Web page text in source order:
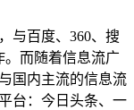
与百度、360、搜
而随着信息流广
国内主流的信息流
台：今日头条、一